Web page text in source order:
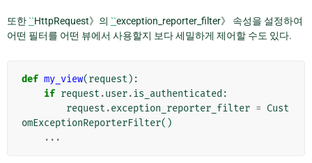
또한``HttpRequest》의 ``exception_reporter_filter》 속성을 설정하여
어떤 필터를 어떤 뷰에서 사용할지 보다 세밀하게 제어할 수도 있다.
def my_view(request ):
if request .user.is_authenticated :
request .exception_reporter_filter = Cust
omExceptionReporterFilter()
...